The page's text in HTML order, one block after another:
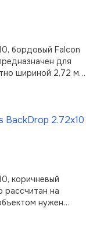
Falcon
для
шириной 2,72 м и
большую зону
2.72x10
коричневый
рассчитан на
нужен
деталей.